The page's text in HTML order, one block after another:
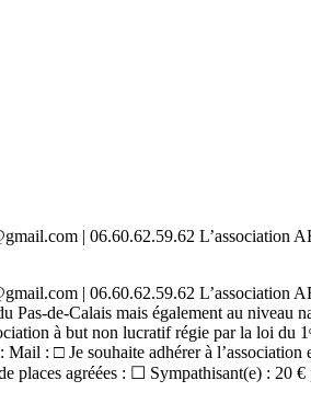
| 06.60.62.59.62 L’association
| 06.60.62.59.62 L’association
de-Calais mais également au niveau
à but non lucratif régie par la loi du
: □ Je souhaite adhérer à l’association
agréées : ☐ Sympathisant(e) : 20 €